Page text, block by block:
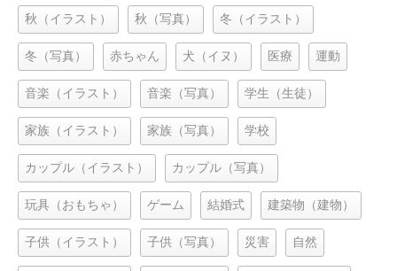
秋（イラスト） 秋（写真） 冬（イラスト）
冬（写真） 赤ちゃん 犬（イヌ） 医療 運動
音楽（イラスト） 音楽（写真） 学生（生徒）
家族（イラスト） 家族（写真） 学校
カップル（イラスト） カップル（写真）
玩具（おもちゃ） ゲーム 結婚式 建築物（建物）
子供（イラスト） 子供（写真） 災害 自然